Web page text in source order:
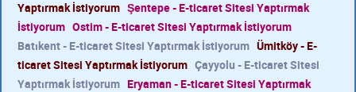
Yaptırmak İstiyorum Şentepe - E-ticaret Sitesi Yaptırmak
İstiyorum Ostim - E-ticaret Sitesi Yaptırmak İstiyorum
Batıkent - E-ticaret Sitesi Yaptırmak İstiyorum Ümitköy - E-
ticaret Sitesi Yaptırmak İstiyorum Çayyolu - E-ticaret Sitesi
Yaptırmak İstiyorum Eryaman - E-ticaret Sitesi Yaptırmak